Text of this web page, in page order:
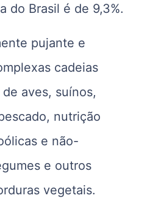
do Brasil é de 9,3%.
pujante e
cadeias
aves, suínos,
nutrição
e não-
e outros
vegetais.